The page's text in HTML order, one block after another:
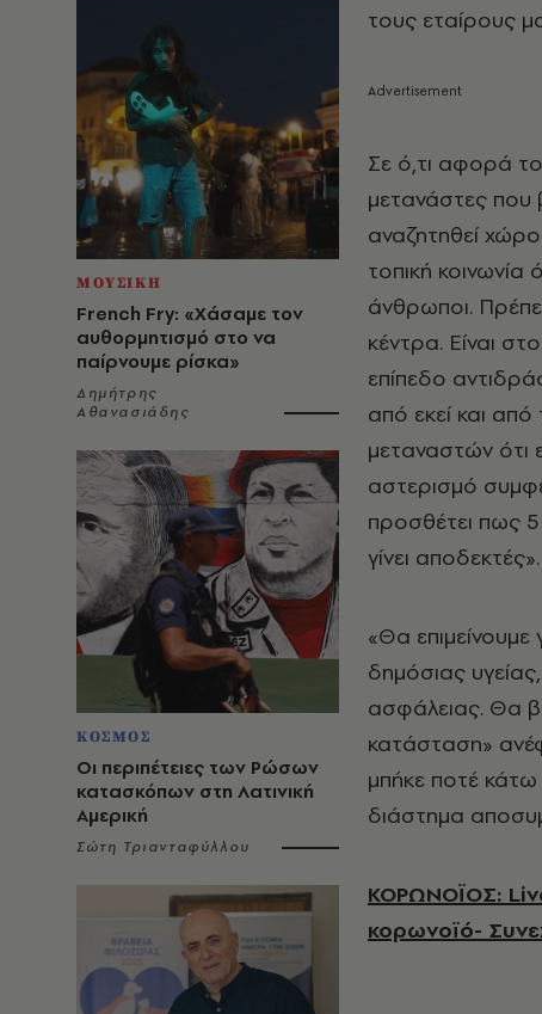
ΜΟΥΣΙΚΗ
French Fry: «Χάσαμε τον
αυθορμητισμό στο να
παίρνουμε ρίσκα»
Δημήτρης
Αθανασιάδης
ΚΟΣΜΟΣ
Οι περιπέτειες των Ρώσων
κατασκόπων στη Λατινική
Αμερική
Σώτη Τριανταφύλλου
τους εταίρους
Σε ό,τι αφορά το
μετανάστες που
αναζητηθεί
τοπική
άνθρωποι.
κέντρα. Είναι
επίπεδο
από εκεί και
μεταναστών ότι
αστερισμό
προσθέτει πως
γίνει αποδεκτές».
«Θα επιμείνουμε
δημόσιας
ασφάλειας. Θα
κατάσταση»
μπήκε ποτέ κάτω
διάστημα
ΚΟΡΩΝΟΪΟΣ:
κορωνοϊό-